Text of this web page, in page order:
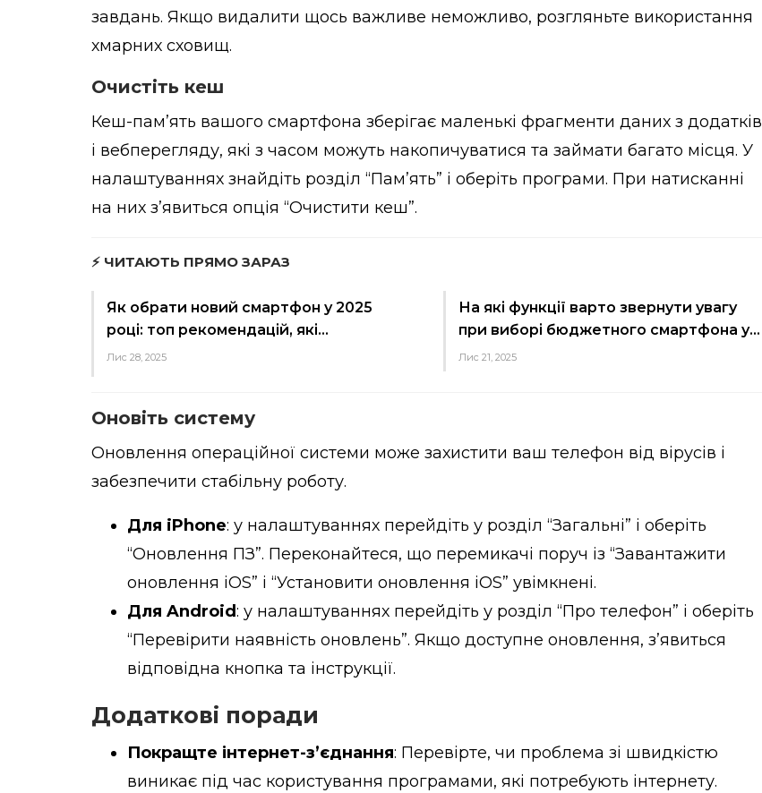
завдань. Якщо видалити щось важливе неможливо, розгляньте використання
хмарних сховищ.
Очистіть кеш
Кеш-пам’ять вашого смартфона зберігає маленькі фрагменти даних з додатків
і вебперегляду, які з часом можуть накопичуватися та займати багато місця. У
налаштуваннях знайдіть розділ “Пам’ять” і оберіть програми. При натисканні
на них з’явиться опція “Очистити кеш”.
⚡ ЧИТАЮТЬ ПРЯМО ЗАРАЗ
Як обрати новий смартфон у 2025
році: топ рекомендацій, які…
Лис 28, 2025
На які функції варто звернути увагу
при виборі бюджетного смартфона у…
Лис 21, 2025
Оновіть систему
Оновлення операційної системи може захистити ваш телефон від вірусів і
забезпечити стабільну роботу.
Для iPhone: у налаштуваннях перейдіть у розділ “Загальні” і оберіть
“Оновлення ПЗ”. Переконайтеся, що перемикачі поруч із “Завантажити
оновлення iOS” і “Установити оновлення iOS” увімкнені.
Для Android: у налаштуваннях перейдіть у розділ “Про телефон” і оберіть
“Перевірити наявність оновлень”. Якщо доступне оновлення, з’явиться
відповідна кнопка та інструкції.
Додаткові поради
Покращте інтернет-з’єднання: Перевірте, чи проблема зі швидкістю
виникає під час користування програмами, які потребують інтернету.